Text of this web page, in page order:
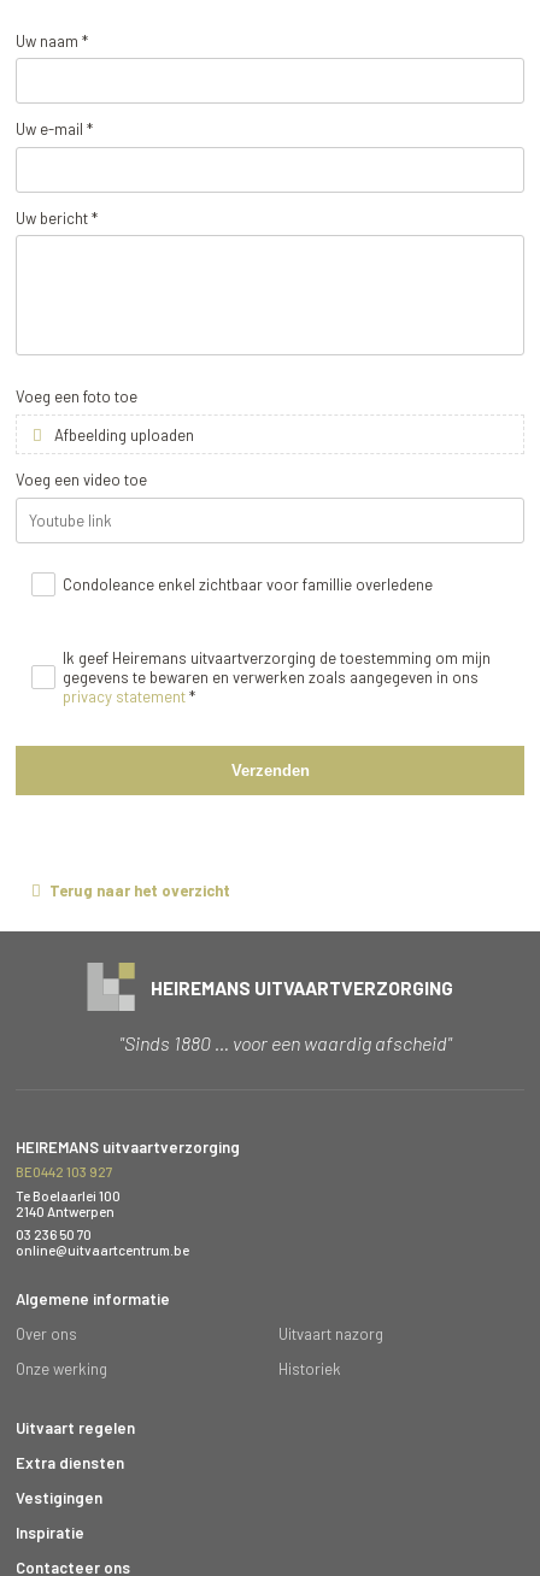
Uw naam *
Uw e-mail *
Uw bericht *
Voeg een foto toe
Afbeelding uploaden
Voeg een video toe
Condoleance enkel zichtbaar voor famillie overledene
Ik geef Heiremans uitvaartverzorging de toestemming om mijn
gegevens te bewaren en verwerken zoals aangegeven in ons
privacy statement*
Verzenden
Terug naar het overzicht
HEIREMANS UITVAARTVERZORGING
"Sinds 1880 … voor een waardig afscheid"
HEIREMANS uitvaartverzorging
BE0442 103 927
Te Boelaarlei 100
2140 Antwerpen
03 236 50 70
online@uitvaartcentrum.be
Algemene informatie
Over ons
Uitvaart nazorg
Onze werking
Historiek
Uitvaart regelen
Extra diensten
Vestigingen
Inspiratie
Contacteer ons